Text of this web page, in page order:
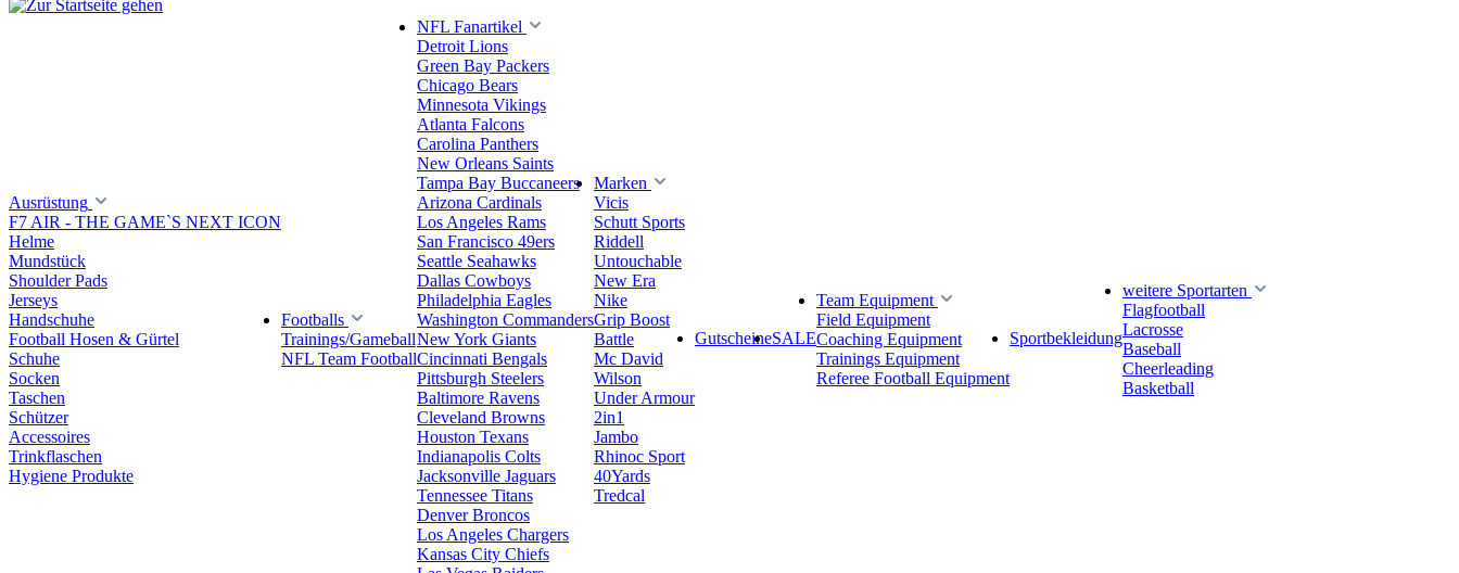
Ausrüstung
F7 AIR - THE GAME`S NEXT ICON
Helme
Mundstück
Shoulder Pads
Jerseys
Handschuhe
Football Hosen & Gürtel
Schuhe
Socken
Taschen
Schützer
Accessoires
Trinkflaschen
Hygiene Produkte
Footballs
Trainings/Gameball
NFL Team Football
NFL Fanartikel
Detroit Lions
Green Bay Packers
Chicago Bears
Minnesota Vikings
Atlanta Falcons
Carolina Panthers
New Orleans Saints
Tampa Bay Buccaneers
Arizona Cardinals
Los Angeles Rams
San Francisco 49ers
Seattle Seahawks
Dallas Cowboys
Philadelphia Eagles
Washington Commanders
New York Giants
Cincinnati Bengals
Pittsburgh Steelers
Baltimore Ravens
Cleveland Browns
Houston Texans
Indianapolis Colts
Jacksonville Jaguars
Tennessee Titans
Denver Broncos
Los Angeles Chargers
Kansas City Chiefs
Marken
Vicis
Schutt Sports
Riddell
Untouchable
New Era
Nike
Grip Boost
Battle
Mc David
Wilson
Under Armour
2in1
Jambo
Rhinoc Sport
40Yards
Tredcal
GutscheineSALE
Team Equipment
Field Equipment
Coaching Equipment
Trainings Equipment
Referee Football Equipment
Sportbekleidung
weitere Sportarten
Flagfootball
Lacrosse
Baseball
Cheerleading
Basketball